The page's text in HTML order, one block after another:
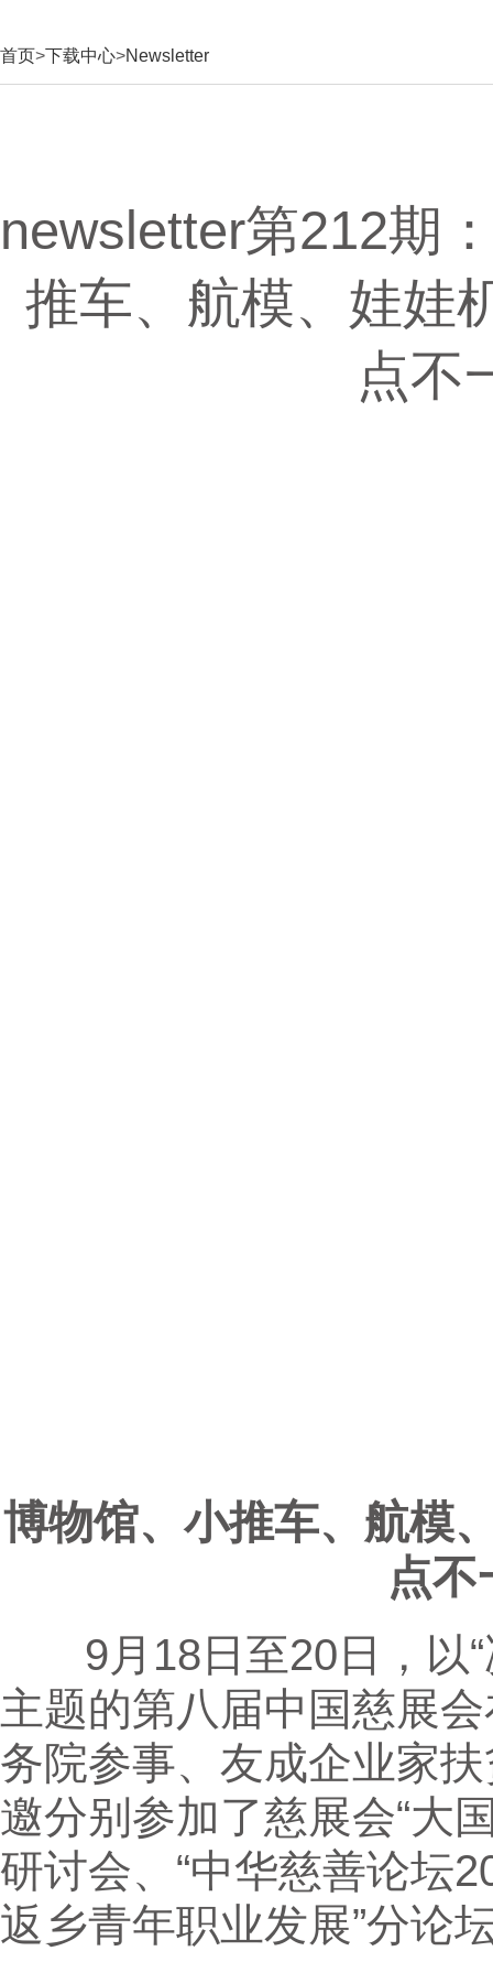
首页>下载中心>Newsletter
newsletter第212期
推车、航模、娃娃
点
博物馆、小推车、航模
点
9月18日至20日，以“
主题的第八届中国慈展
务院参事、友成企业家
邀分别参加了慈展会“大
研讨会、“中华慈善论坛
返乡青年职业发展”分论